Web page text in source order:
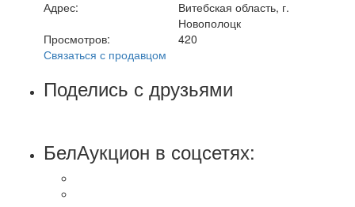
Адрес:
Витебская область, г.
Новополоцк
Просмотров:
420
Связаться с продавцом
Поделись с друзьями
БелАукцион в соцсетях: